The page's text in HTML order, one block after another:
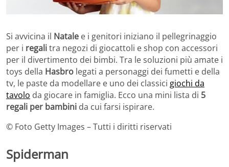
Si avvicina il Natale e i genitori iniziano il pellegrinaggio
per i regalitra negozi di giocattoli e shop con accessori
per il divertimento dei bimbi. Tra le soluzioni più amate i
toys della Hasbro legati a personaggi dei fumetti e della
tv, le paste da modellare e uno dei classici giochi da
tavolo da giocare in famiglia. Ecco una mini lista di 5
regali per bambini da cui farsi ispirare.
© Foto Getty Images – Tutti i diritti riservati
Spiderman